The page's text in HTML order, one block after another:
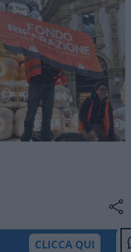
CLICCA QUI